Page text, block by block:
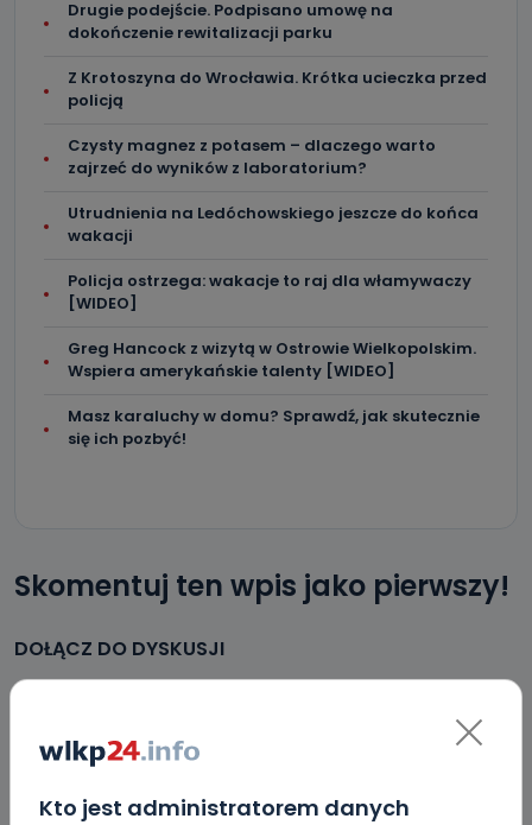
Kto jest administratorem danych
Drugie podejście. Podpisano umowę na
dokończenie rewitalizacji parku
Z Krotoszyna do Wrocławia. Krótka ucieczka przed
policją
Czysty magnez z potasem – dlaczego warto
zajrzeć do wyników z laboratorium?
Utrudnienia na Ledóchowskiego jeszcze do końca
wakacji
Policja ostrzega: wakacje to raj dla włamywaczy
[WIDEO]
Greg Hancock z wizytą w Ostrowie Wielkopolskim.
Wspiera amerykańskie talenty [WIDEO]
Masz karaluchy w domu? Sprawdź, jak skutecznie
się ich pozbyć!
Skomentuj ten wpis jako pierwszy!
DOŁĄCZ DO DYSKUSJI